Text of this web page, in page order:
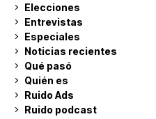
Elecciones
Entrevistas
Especiales
Noticias recientes
Qué pasó
Quién es
Ruido Ads
Ruido podcast